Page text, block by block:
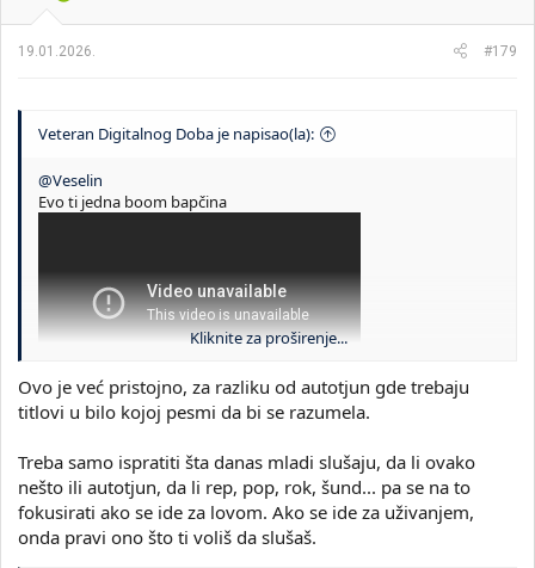
19.01.2026. #179
Veteran Digitalnog Doba je napisao(la):
@Veselin
Evo ti jedna boom bapčina
Zanima me mišljenje o kvalitetu?
Kliknite za proširenje...
Ovo je već pristojno, za razliku od autotjun gde trebaju
titlovi u bilo kojoj pesmi da bi se razumela.
Treba samo ispratiti šta danas mladi slušaju, da li ovako
nešto ili autotjun, da li rep, pop, rok, šund... pa se na to
fokusirati ako se ide za lovom. Ako se ide za uživanjem,
onda pravi ono što ti voliš da slušaš.